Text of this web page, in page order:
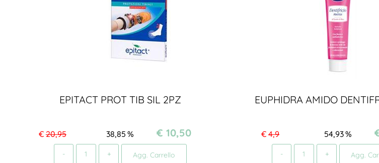
EPITACT PROT TIB SIL 2PZ
€20,95 %
38,85 € 10,50
Agg. Carrello
EUPHIDRA AMIDO
€ 4,9 %
54,93
Agg.